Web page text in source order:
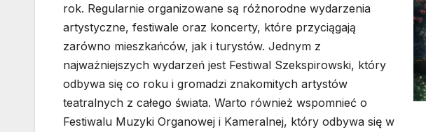
rok. Regularnie organizowane są różnorodne wydarzenia
artystyczne, festiwale oraz koncerty, które przyciągają
zarówno mieszkańców, jak i turystów. Jednym z
najważniejszych wydarzeń jest Festiwal Szekspirowski, który
odbywa się co roku i gromadzi znakomitych artystów
teatralnych z całego świata. Warto również wspomnieć o
Festiwalu Muzyki Organowej i Kameralnej, który odbywa się w